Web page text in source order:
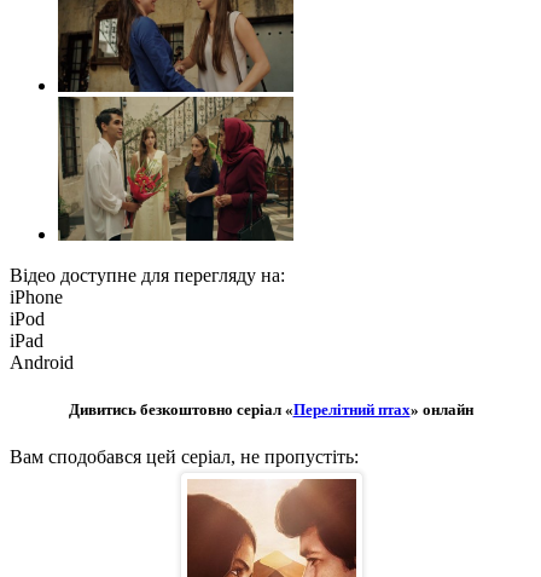
Відео доступне для перегляду на:
iPhone
iPod
iPad
Android
Дивитись безкоштовно серіал «Перелітний птах» онлайн
Вам сподобався цей серіал, не пропустіть: